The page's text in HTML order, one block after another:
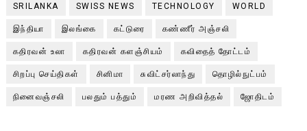
SRILANKA SWISS NEWS TECHNOLOGY WORLD
இந்தியா இலங்கை கட்டுரை கண்ணீர் அஞ்சலி
கதிரவன் உலா கதிரவன் களஞ்சியம் கவிதைத் தோட்டம்
சிறப்பு செய்திகள் சினிமா சுவிட்சர்லாந்து தொழில்நுட்பம்
நினைவஞ்சலி பலதும் பத்தும் மரண அறிவித்தல் ஜோதிடம்